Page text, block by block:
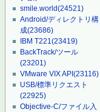
smile.world(24521)
Android/ディレクトリ構
成(23686)
IBM T221(23419)
BackTrack/ツール
(23201)
VMware VIX API(23116)
USB/標準リクエスト
(22925)
Objective-C/ファイル入